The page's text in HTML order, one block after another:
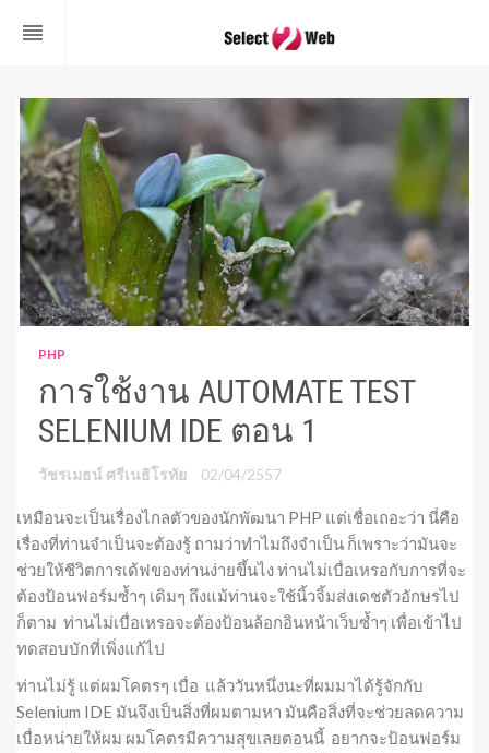
reorder
PHP
การใช้งาน AUTOMATE TEST
SELENIUM IDE ตอน 1
วัชรเมธน์ ศรีเนธิโรทัย 02/04/2557
เหมือนจะเป็นเรื่องไกลตัวของนักพัฒนา PHP แต่เชื่อเถอะว่า นี่คือ
เรื่องที่ท่านจำเป็นจะต้องรู้ ถามว่าทำไมถึงจำเป็น ก็เพราะว่ามันจะ
ช่วยให้ชีวิตการเด้ฟของท่านง่ายขึ้นไง ท่านไม่เบื่อเหรอกับการที่จะ
ต้องป้อนฟอร์มซ้ำๆ เดิมๆ ถึงแม้ท่านจะใช้นิ้วจิ้มส่งเดชตัวอักษรไป
ก็ตาม ท่านไม่เบื่อเหรอจะต้องป้อนล้อกอินหน้าเว็บซ้ำๆ เพื่อเข้าไป
ทดสอบบักที่เพิ่งแก้ไป
ท่านไม่รู้ แต่ผมโคตรๆ เบื่อ แล้ววันหนึ่งนะที่ผมมาได้รู้จักกับ
Selenium IDE มันจึงเป็นสิ่งที่ผมตามหา มันคือสิ่งที่จะช่วยลดความ
เบื่อหน่ายให้ผม ผมโคตรมีความสุขเลยตอนนี้ อยากจะป้อนฟอร์ม